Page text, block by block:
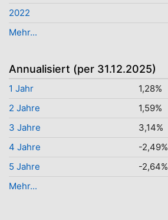
2022
Mehr...
Annualisiert (per 31.12.2025)
1 Jahr
1,28%
2 Jahre
1,59%
3 Jahre
3,14%
4 Jahre
-2,49%
5 Jahre
-2,64%
Mehr...